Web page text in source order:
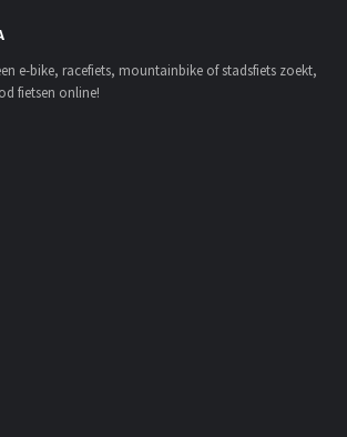
e-bike, racefiets, mountainbike of stadsfiets zoekt,
fietsen online!